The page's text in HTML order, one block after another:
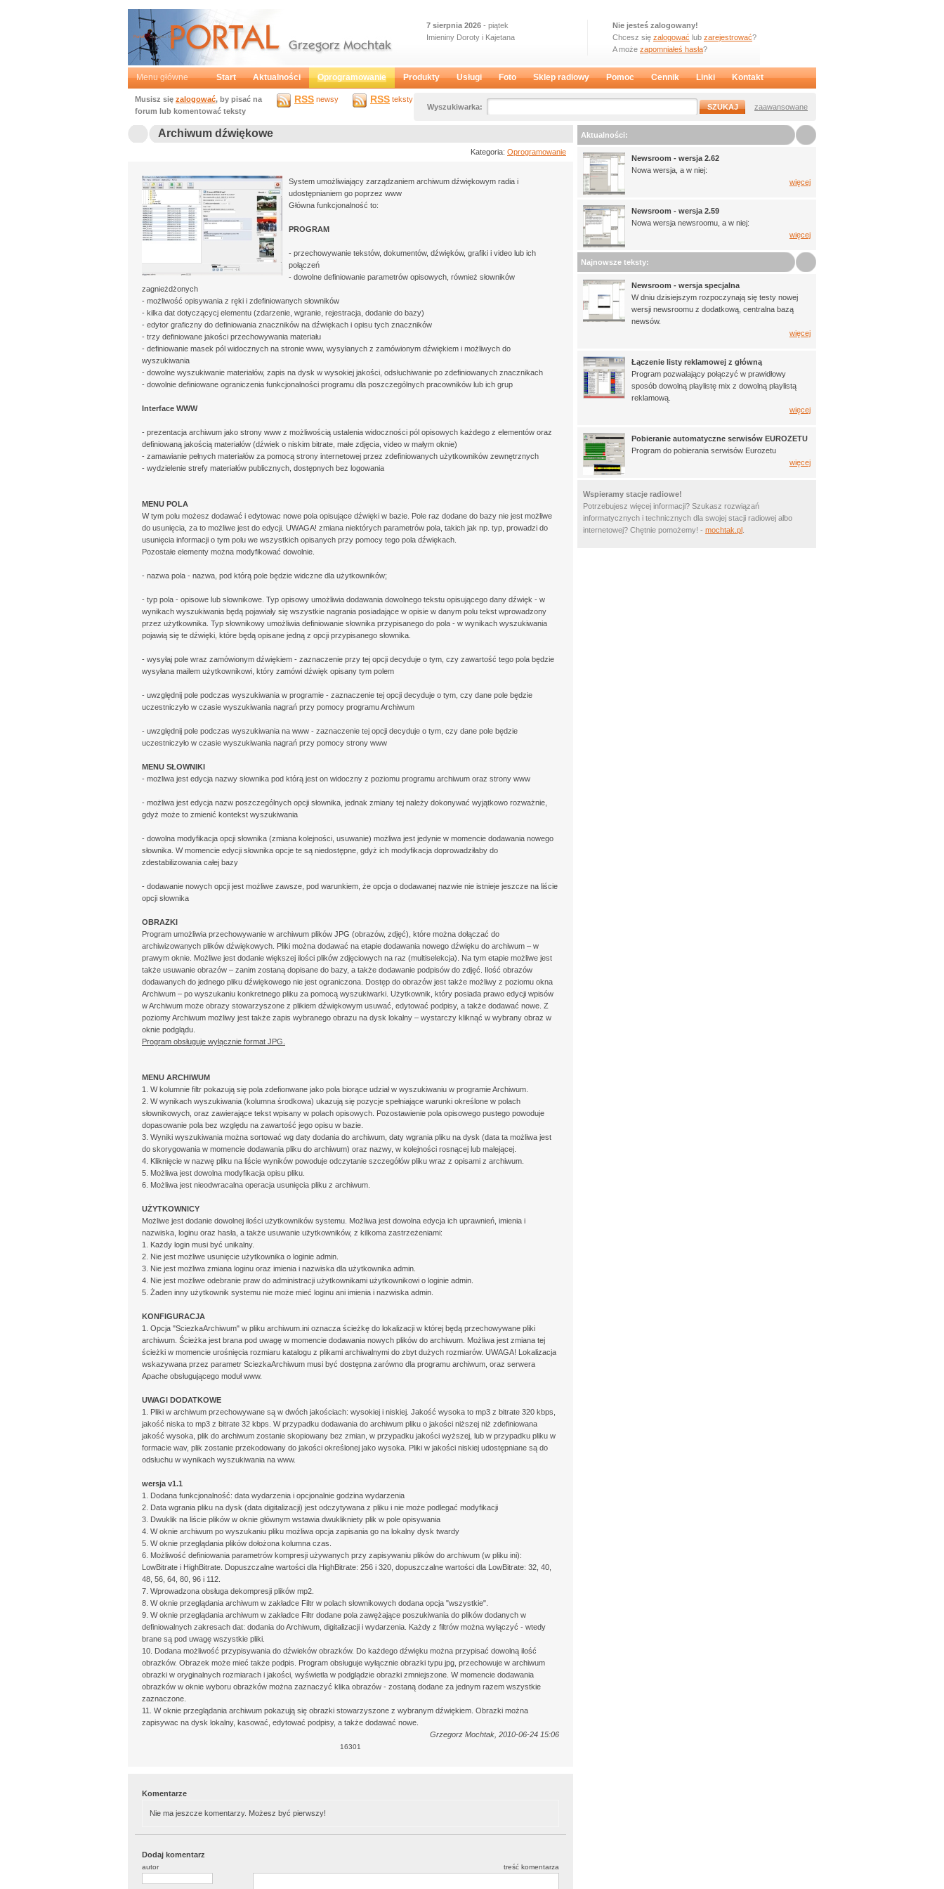
Nie jesteś zalogowany!
Chcesz się zalogować lub zarejestrować?
A może zapomniałeś hasła?
7 sierpnia 2026 - piątek
Imieniny Doroty i Kajetana
Portal Grzegorz Mochtak
Menu główne Start Aktualności Oprogramowanie Produkty Usługi Foto Sklep radiowy Pomoc Cennik Linki Kontakt
Wyszukiwarka: zaawansowane
RSS newsy RSS teksty
Musisz się zalogować, by pisać na
forum lub komentować teksty
Archiwum dźwiękowe
Kategoria: Oprogramowanie
System umożliwiający zarządzaniem archiwum dźwiękowym radia i
udostępnianiem go poprzez www
Główna funkcjonalność to:
PROGRAM
- przechowywanie tekstów, dokumentów, dźwięków, grafiki i video lub ich
połączeń
- dowolne definiowanie parametrów opisowych, również słowników
zagnieżdżonych
- możliwość opisywania z ręki i zdefiniowanych słowników
- kilka dat dotyczącycj elementu (zdarzenie, wgranie, rejestracja, dodanie do bazy)
- edytor graficzny do definiowania znaczników na dźwiękach i opisu tych znaczników
- trzy definiowane jakości przechowywania materiału
- definiowanie masek pól widocznych na stronie www, wysyłanych z zamówionym dźwiękiem i możliwych do
wyszukiwania
- dowolne wyszukiwanie materiałów, zapis na dysk w wysokiej jakości, odsłuchiwanie po zdefiniowanych znacznikach
- dowolnie definiowane ograniczenia funkcjonalności programu dla poszczególnych pracowników lub ich grup
Interface WWW
- prezentacja archiwum jako strony www z możliwością ustalenia widoczności pól opisowych każdego z elementów oraz
definiowaną jakością materiałów (dźwiek o niskim bitrate, małe zdjęcia, video w małym oknie)
- zamawianie pełnych materiałów za pomocą strony internetowej przez zdefiniowanych użytkowników zewnętrznych
- wydzielenie strefy materiałów publicznych, dostępnych bez logowania
MENU POLA
W tym polu możesz dodawać i edytowac nowe pola opisujące dźwięki w bazie. Pole raz dodane do bazy nie jest możliwe
do usunięcia, za to możliwe jest do edycji. UWAGA! zmiana niektórych parametrów pola, takich jak np. typ, prowadzi do
usunięcia informacji o tym polu we wszystkich opisanych przy pomocy tego pola dźwiękach.
Pozostałe elementy można modyfikować dowolnie.
- nazwa pola - nazwa, pod którą pole będzie widczne dla użytkowników;
- typ pola - opisowe lub słownikowe. Typ opisowy umożliwia dodawania dowolnego tekstu opisującego dany dźwięk - w
wynikach wyszukiwania będą pojawiały się wszystkie nagrania posiadające w opisie w danym polu tekst wprowadzony
przez użytkownika. Typ słownikowy umożliwia definiowanie słownika przypisanego do pola - w wynikach wyszukiwania
pojawią się te dźwięki, które będą opisane jedną z opcji przypisanego słownika.
- wysyłaj pole wraz zamówionym dźwiękiem - zaznaczenie przy tej opcji decyduje o tym, czy zawartość tego pola będzie
wysyłana mailem użytkownikowi, który zamówi dźwięk opisany tym polem
- uwzględnij pole podczas wyszukiwania w programie - zaznaczenie tej opcji decyduje o tym, czy dane pole będzie
uczestniczyło w czasie wyszukiwania nagrań przy pomocy programu Archiwum
- uwzględnij pole podczas wyszukiwania na www - zaznaczenie tej opcji decyduje o tym, czy dane pole będzie
uczestniczyło w czasie wyszukiwania nagrań przy pomocy strony www
MENU SŁOWNIKI
- możliwa jest edycja nazwy słownika pod którą jest on widoczny z poziomu programu archiwum oraz strony www
- możliwa jest edycja nazw poszczególnych opcji słownika, jednak zmiany tej należy dokonywać wyjątkowo rozważnie,
gdyż może to zmienić kontekst wyszukiwania
- dowolna modyfikacja opcji słownika (zmiana kolejności, usuwanie) możliwa jest jedynie w momencie dodawania nowego
słownika. W momencie edycji słownika opcje te są niedostępne, gdyż ich modyfikacja doprowadziłaby do
zdestabilizowania całej bazy
- dodawanie nowych opcji jest możliwe zawsze, pod warunkiem, że opcja o dodawanej nazwie nie istnieje jeszcze na liście
opcji słownika
OBRAZKI
Program umożliwia przechowywanie w archiwum plików JPG (obrazów, zdjęć), które można dołączać do
archiwizowanych plików dźwiękowych. Pliki można dodawać na etapie dodawania nowego dźwięku do archiwum – w
prawym oknie. Możliwe jest dodanie większej ilości plików zdjęciowych na raz (multiselekcja). Na tym etapie możliwe jest
także usuwanie obrazów – zanim zostaną dopisane do bazy, a także dodawanie podpisów do zdjęć. Ilość obrazów
dodawanych do jednego pliku dźwiękowego nie jest ograniczona. Dostęp do obrazów jest także możliwy z poziomu okna
Archiwum – po wyszukaniu konkretnego pliku za pomocą wyszukiwarki. Użytkownik, który posiada prawo edycji wpisów
w Archiwum może obrazy stowarzyszone z plikiem dźwiękowym usuwać, edytować podpisy, a także dodawać nowe. Z
poziomy Archiwum możliwy jest także zapis wybranego obrazu na dysk lokalny – wystarczy kliknąć w wybrany obraz w
oknie podglądu.
Program obsługuje wyłącznie format JPG.
MENU ARCHIWUM
1. W kolumnie filtr pokazują się pola zdefionwane jako pola biorące udział w wyszukiwaniu w programie Archiwum.
2. W wynikach wyszukiwania (kolumna środkowa) ukazują się pozycje spełniające warunki określone w polach
słownikowych, oraz zawierające tekst wpisany w polach opisowych. Pozostawienie pola opisowego pustego powoduje
dopasowanie pola bez względu na zawartość jego opisu w bazie.
3. Wyniki wyszukiwania można sortować wg daty dodania do archiwum, daty wgrania pliku na dysk (data ta możliwa jest
do skorygowania w momencie dodawania pliku do archiwum) oraz nazwy, w kolejności rosnącej lub malejącej.
4. Kliknięcie w nazwę pliku na liście wyników powoduje odczytanie szczegółów pliku wraz z opisami z archiwum.
5. Możliwa jest dowolna modyfikacja opisu pliku.
6. Możliwa jest nieodwracalna operacja usunięcia pliku z archiwum.
UŻYTKOWNICY
Możliwe jest dodanie dowolnej ilości użytkowników systemu. Możliwa jest dowolna edycja ich uprawnień, imienia i
nazwiska, loginu oraz hasła, a także usuwanie użytkowników, z kilkoma zastrzeżeniami:
1. Każdy login musi być unikalny.
2. Nie jest możliwe usunięcie użytkownika o loginie admin.
3. Nie jest możliwa zmiana loginu oraz imienia i nazwiska dla użytkownika admin.
4. Nie jest możliwe odebranie praw do administracji użytkownikami użytkownikowi o loginie admin.
5. Żaden inny użytkownik systemu nie może mieć loginu ani imienia i nazwiska admin.
KONFIGURACJA
1. Opcja "SciezkaArchiwum" w pliku archiwum.ini oznacza ścieżkę do lokalizacji w której będą przechowywane pliki
archiwum. Ścieżka jest brana pod uwagę w momencie dodawania nowych plików do archiwum. Możliwa jest zmiana tej
ścieżki w momencie urośnięcia rozmiaru katalogu z plikami archiwalnymi do zbyt dużych rozmiarów. UWAGA! Lokalizacja
wskazywana przez parametr SciezkaArchiwum musi być dostępna zarówno dla programu archiwum, oraz serwera
Apache obsługującego moduł www.
UWAGI DODATKOWE
1. Pliki w archiwum przechowywane są w dwóch jakościach: wysokiej i niskiej. Jakość wysoka to mp3 z bitrate 320 kbps,
jakość niska to mp3 z bitrate 32 kbps. W przypadku dodawania do archiwum pliku o jakości niższej niż zdefiniowana
jakość wysoka, plik do archiwum zostanie skopiowany bez zmian, w przypadku jakości wyższej, lub w przypadku pliku w
formacie wav, plik zostanie przekodowany do jakości określonej jako wysoka. Pliki w jakości niskiej udostępniane są do
odsłuchu w wynikach wyszukiwania na www.
wersja v1.1
1. Dodana funkcjonalność: data wydarzenia i opcjonalnie godzina wydarzenia
2. Data wgrania pliku na dysk (data digitalizacji) jest odczytywana z pliku i nie może podlegać modyfikacji
3. Dwuklik na liście plików w oknie głównym wstawia dwuklikniety plik w pole opisywania
4. W oknie archiwum po wyszukaniu pliku możliwa opcja zapisania go na lokalny dysk twardy
5. W oknie przeglądania plików dołożona kolumna czas.
6. Możliwość definiowania parametrów kompresji używanych przy zapisywaniu plików do archiwum (w pliku ini):
LowBitrate i HighBitrate. Dopuszczalne wartości dla HighBitrate: 256 i 320, dopuszczalne wartości dla LowBitrate: 32, 40,
48, 56, 64, 80, 96 i 112.
7. Wprowadzona obsługa dekompresji plików mp2.
8. W oknie przeglądania archiwum w zakładce Filtr w polach słownikowych dodana opcja "wszystkie".
9. W oknie przeglądania archiwum w zakładce Filtr dodane pola zawężające poszukiwania do plików dodanych w
definiowalnych zakresach dat: dodania do Archiwum, digitalizacji i wydarzenia. Każdy z filtrów można wyłączyć - wtedy
brane są pod uwagę wszystkie pliki.
10. Dodana możliwość przypisywania do dźwieków obrazków. Do każdego dźwięku można przypisać dowolną ilość
obrazków. Obrazek może mieć także podpis. Program obsługuje wyłącznie obrazki typu jpg, przechowuje w archiwum
obrazki w oryginalnych rozmiarach i jakości, wyświetla w podglądzie obrazki zmniejszone. W momencie dodawania
obrazków w oknie wyboru obrazków można zaznaczyć klika obrazów - zostaną dodane za jednym razem wszystkie
zaznaczone.
11. W oknie przeglądania archiwum pokazują się obrazki stowarzyszone z wybranym dźwiękiem. Obrazki można
zapisywac na dysk lokalny, kasować, edytować podpisy, a także dodawać nowe.
Grzegorz Mochtak, 2010-06-24 15:06
16301
Komentarze
Nie ma jeszcze komentarzy. Możesz być pierwszy!
Dodaj komentarz
autor treść komentarza
Aktualności:
Newsroom - wersja 2.62
Nowa wersja, a w niej:
więcej
Newsroom - wersja 2.59
Nowa wersja newsroomu, a w niej:
więcej
Najnowsze teksty:
Newsroom - wersja specjalna
W dniu dzisiejszym rozpoczynają się testy nowej
wersji newsroomu z dodatkową, centralna bazą
newsów.
więcej
Łączenie listy reklamowej z główną
Program pozwalający połączyć w prawidłowy
sposób dowolną playlistę mix z dowolną playlistą
reklamową.
więcej
Pobieranie automatyczne serwisów EUROZETU
Program do pobierania serwisów Eurozetu
więcej
Wspieramy stacje radiowe!
Potrzebujesz więcej informacji? Szukasz rozwiązań
informatycznych i technicznych dla swojej stacji radiowej albo
internetowej? Chętnie pomożemy! - mochtak.pl